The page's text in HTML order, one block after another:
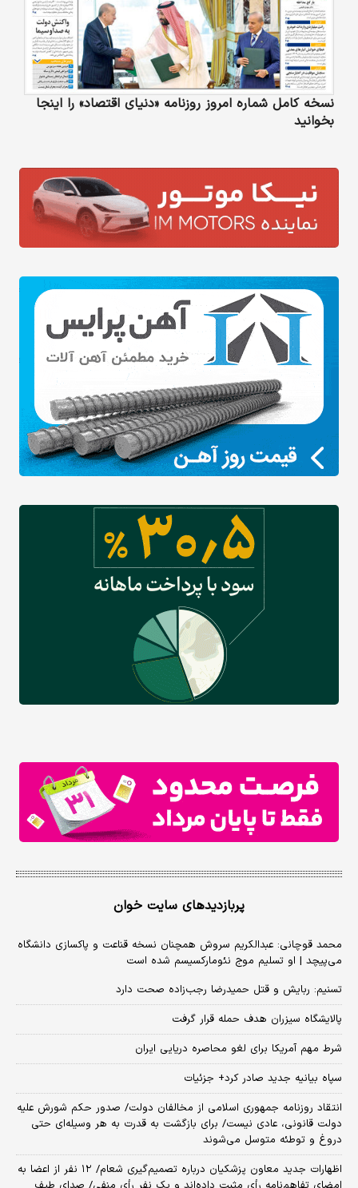
نسخه کامل شماره امروز روزنامه «دنیای‌ اقتصاد» را اینجا
بخوانید
پربازدیدهای سایت خوان
محمد قوچانی: عبدالکریم سروش همچنان نسخه قناعت و پاکسازی دانشگاه
می‌پیچد | او تسلیم موج نئومارکسیسم شده است
تسنیم: ربایش و قتل حمیدرضا رجب‌زاده صحت دارد
پالایشگاه سیزران هدف حمله قرار گرفت
شرط مهم آمریکا برای لغو محاصره دریایی ایران
سپاه بیانیه جدید صادر کرد+ جزئیات
انتقاد روزنامه جمهوری اسلامی از مخالفان دولت/ صدور حکم شورش علیه
دولت قانونی، عادی نیست/ برای بازگشت به قدرت به هر وسیله‌ای حتی
دروغ و توطئه متوسل می‌شوند
اظهارات جدید معاون پزشکیان درباره تصمیم‌گیری شعام/ ۱۲ نفر از اعضا به